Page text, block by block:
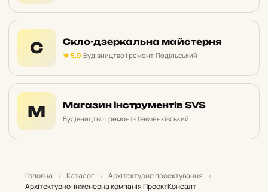
С Скло-дзеркальна майстерня
★ 5,0·Будівництво і ремонт·Подільський
М Магазин інструментів SVS
Будівництво і ремонт·Шевченківський
Головна › Каталог › Архітектурне проектування
›
Архітектурно-інженерна компанія ПроектКонсалт